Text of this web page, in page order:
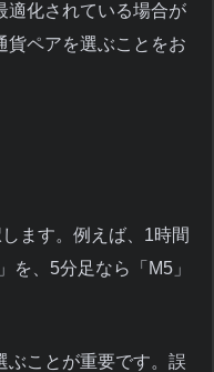
適化されている場合が
貨ペアを選ぶことをお
ます。例えば、1時間
を、5分足なら「M5」
ぶことが重要です。誤